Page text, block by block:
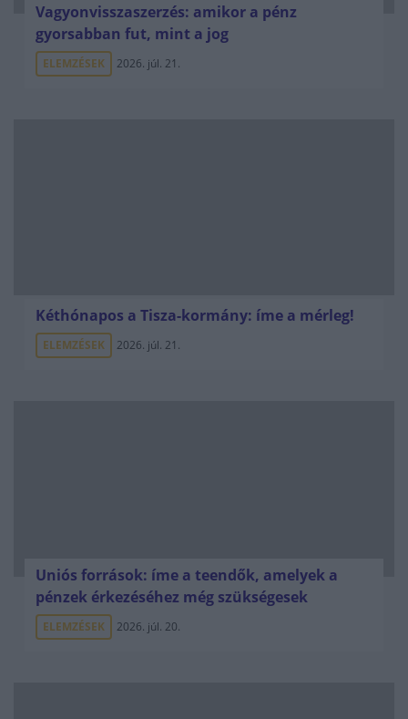
Vagyonvisszaszerzés: amikor a pénz
gyorsabban fut, mint a jog
ELEMZÉSEK 2026. júl. 21.
Kéthónapos a Tisza-kormány: íme a mérleg!
ELEMZÉSEK 2026. júl. 21.
Uniós források: íme a teendők, amelyek a
pénzek érkezéséhez még szükségesek
ELEMZÉSEK 2026. júl. 20.